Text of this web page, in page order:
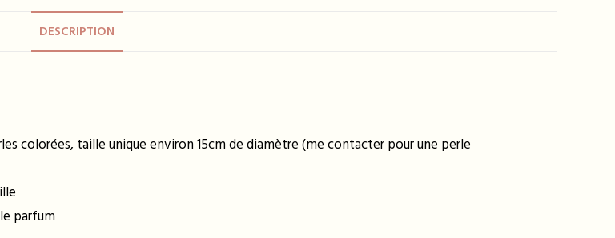
DESCRIPTION
colorées, taille unique environ 15cm de diamètre (me contacter pour une perle
parfum